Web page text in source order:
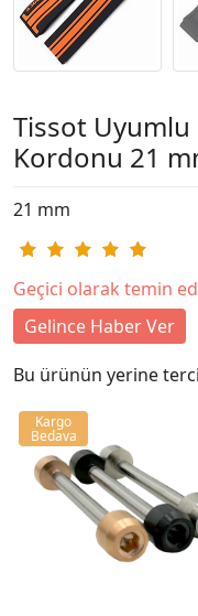
Tissot Uyumlu
Kordonu 21
21 mm
Geçici olarak temin
Gelince Haber Ver
Bu ürünün yerine
Kargo
Bedava